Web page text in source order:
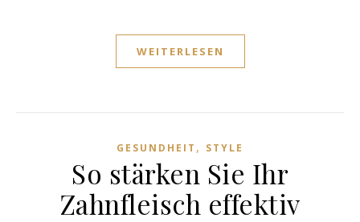
WEITERLESEN
GESUNDHEIT , STYLE
So stärken Sie Ihr
Zahnfleisch effektiv